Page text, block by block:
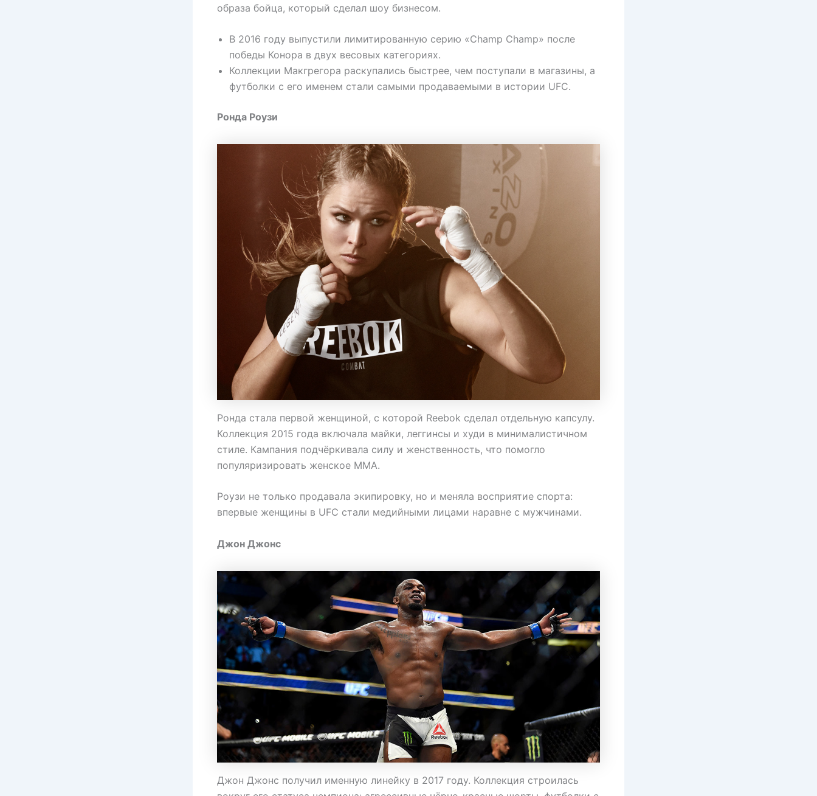
образа бойца, который сделал шоу бизнесом.
В 2016 году выпустили лимитированную серию «Champ Champ» после
победы Конора в двух весовых категориях.
Коллекции Макгрегора раскупались быстрее, чем поступали в магазины, а
футболки с его именем стали самыми продаваемыми в истории UFC.
Ронда Роузи
Ронда стала первой женщиной, с которой Reebok сделал отдельную капсулу.
Коллекция 2015 года включала майки, леггинсы и худи в минималистичном
стиле. Кампания подчёркивала силу и женственность, что помогло
популяризировать женское ММА.
Роузи не только продавала экипировку, но и меняла восприятие спорта:
впервые женщины в UFC стали медийными лицами наравне с мужчинами.
Джон Джонс
Джон Джонс получил именную линейку в 2017 году. Коллекция строилась